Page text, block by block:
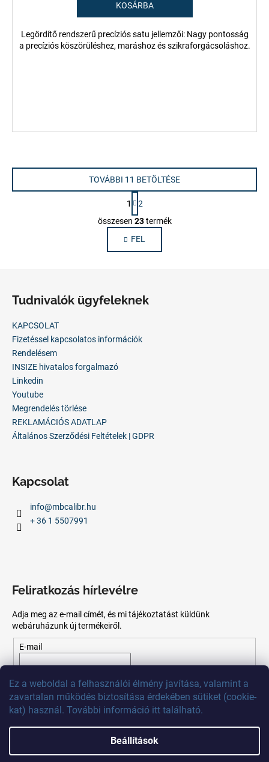
Ez a weboldal a felhasználói élmény javítása, valamint a
zavartalan működés biztosítása érdekében sütiket (cookie-
kat) használ. További információ itt található.
Beállítások
KOSÁRBA
Legördítő rendszerű precíziós satu jellemzői: Nagy pontosság
a precíziós köszörüléshez, maráshoz és szikraforgácsoláshoz.
L
i
s
t
a
r
á
y
m
TOVÁBBI 11 BETÖLTÉSE
L
a
p
o
z
á
1
2
összesen 23termék
FEL
Tudnivalók ügyfeleknek
KAPCSOLAT
Fizetéssel kapcsolatos információk
Rendelésem
INSIZE hivatalos forgalmazó
Linkedin
Youtube
Megrendelés törlése
REKLAMÁCIÓS ADATLAP
Általános Szerződési Feltételek | GDPR
Kapcsolat
info@mbcalibr.hu
+ 36 1 5507991
Feliratkozás hírlevélre
Adja meg az e-mail címét, és mi tájékoztatást küldünk
webáruházunk új termékeiről.
E-mail
szabályzatot.
FELIRATKOZÁS